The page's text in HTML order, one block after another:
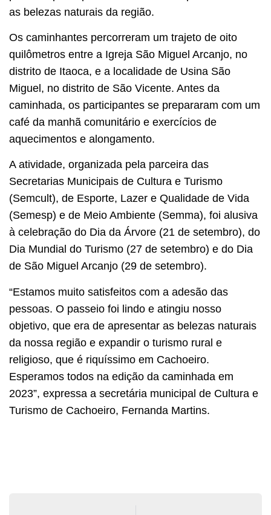
as belezas naturais da região.
Os caminhantes percorreram um trajeto de oito
quilômetros entre a Igreja São Miguel Arcanjo, no
distrito de Itaoca, e a localidade de Usina São
Miguel, no distrito de São Vicente. Antes da
caminhada, os participantes se prepararam com um
café da manhã comunitário e exercícios de
aquecimentos e alongamento.
A atividade, organizada pela parceira das
Secretarias Municipais de Cultura e Turismo
(Semcult), de Esporte, Lazer e Qualidade de Vida
(Semesp) e de Meio Ambiente (Semma), foi alusiva
à celebração do Dia da Árvore (21 de setembro), do
Dia Mundial do Turismo (27 de setembro) e do Dia
de São Miguel Arcanjo (29 de setembro).
“Estamos muito satisfeitos com a adesão das
pessoas. O passeio foi lindo e atingiu nosso
objetivo, que era de apresentar as belezas naturais
da nossa região e expandir o turismo rural e
religioso, que é riquíssimo em Cachoeiro.
Esperamos todos na edição da caminhada em
2023”, expressa a secretária municipal de Cultura e
Turismo de Cachoeiro, Fernanda Martins.